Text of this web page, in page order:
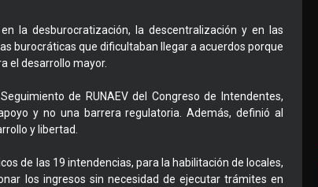
la desburocratización, la descentralización y en las
burocráticas que dificultaban llegar a acuerdos porque
el desarrollo mayor.
de RUNAEV del Congreso de Intendentes,
y no una barrera regulatoria. Además, definió al
y libertad.
de las 19 intendencias, para la habilitación de locales,
los ingresos sin necesidad de ejecutar trámites en